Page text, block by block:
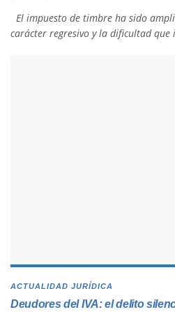
El impuesto de timbre ha sido
carácter regresivo y la dificultad que
ACTUALIDAD JURÍDICA
Deudores del IVA: el delito